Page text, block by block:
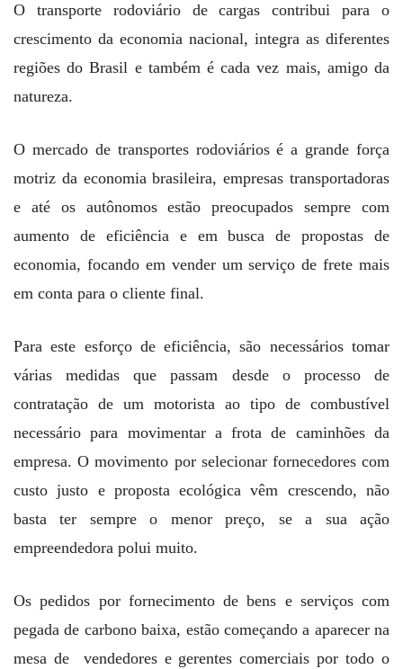
O transporte rodoviário de cargas contribui para o
crescimento da economia nacional, integra as diferentes
regiões do Brasil e também é cada vez mais, amigo da
natureza.
O mercado de transportes rodoviários é a grande força
motriz da economia brasileira, empresas transportadoras
e até os autônomos estão preocupados sempre com
aumento de eficiência e em busca de propostas de
economia, focando em vender um serviço de frete mais
em conta para o cliente final.
Para este esforço de eficiência, são necessários tomar
várias medidas que passam desde o processo de
contratação de um motorista ao tipo de combustível
necessário para movimentar a frota de caminhões da
empresa. O movimento por selecionar fornecedores com
custo justo e proposta ecológica vêm crescendo, não
basta ter sempre o menor preço, se a sua ação
empreendedora polui muito.
Os pedidos por fornecimento de bens e serviços com
pegada de carbono baixa, estão começando a aparecer na
mesa de vendedores e gerentes comerciais por todo o